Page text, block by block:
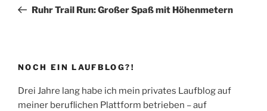
Beitrag
Ruhr Trail Run: Großer Spaß mit Höhenmetern
NOCH EIN LAUFBLOG?!
Drei Jahre lang habe ich mein privates Laufblog auf
meiner beruflichen Plattform betrieben – auf